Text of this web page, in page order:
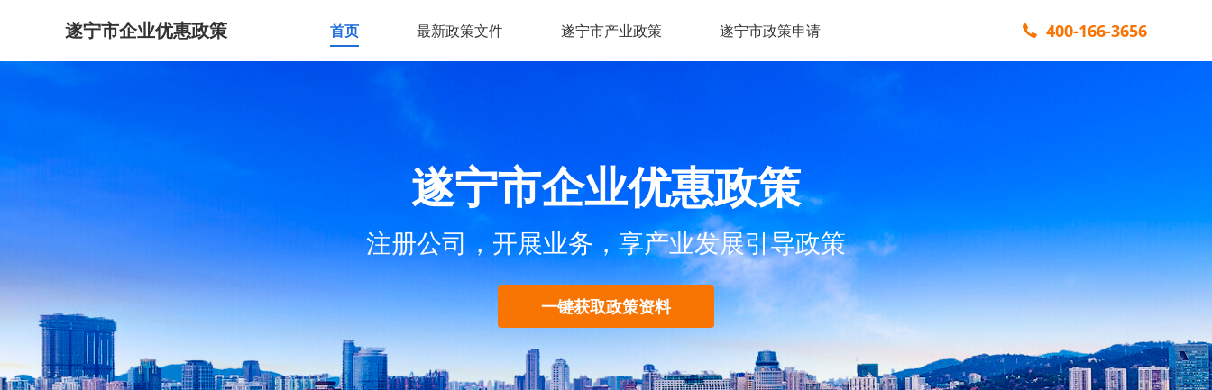
遂宁市企业优惠政策 首页 最新政策文件 遂宁市产业政策 遂宁市政策申请 400-166-3656
遂宁市企业优惠政策
注册公司，开展业务，享产业发展引导政策
一键获取政策资料